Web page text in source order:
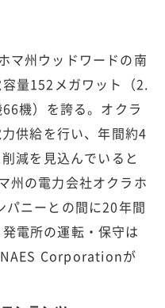
マ州ウッドワードの南
量152メガワット（2.
機）を誇る。オクラ
供給を行い、年間約4
減を見込んでいると
州の電力会社オクラホ
パニーとの間に20年間
電所の運転・保守は
Corporationが